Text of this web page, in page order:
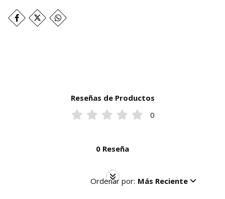
Reseñas de Productos
0
0 Reseña
Ordenar por: Más Reciente